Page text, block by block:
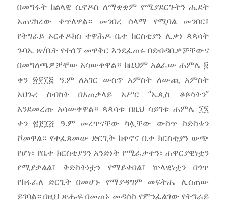
በመግፋት ክልላዊ ሲኖዶስ ለማቋቋም የሚያደርጉትን ሒደት
አጠናክረው ቀጥለዋል። መንበረ ሰላማ የሚባል መንበር፣
የትግራይ ኦርቶዶክስ ተዋሕዶ ቤተ ክርስቲያን ሊቃነ ጳጳሳት
ጉባኤ ጽ/ቤት የተሰኘ መዋቅር እንደፈጠሩ በደብዳቤዎቻቸውና
በመግለጫዎቻቸው አሳውቀዋል። ከዚህም አልፈው ሐምሌ ፱
ቀን ፳፻፲፭ ዓ.ም ለአገር ውስጥ አምስት ለውጪ አምስት
አህጉረ ስብከት በአጠቃላይ አሥር “ኤጲስ ቆጶሳትን”
እንደመረጡ አሳውቀዋል። ጳጳሳቱ በዚህ ሳይገቱ ሐምሌ ፲፮
ቀን ፳፻፲፭ ዓ.ም መረጥናቸው ካሏቸው ውስጥ ስድስቱን
ሾመዋል። የተፈጸመው ድርጊት ከቀኖና ቤተ ክርስቲያን ውጭ
የሆነ፣ የቤተ ክርስቲያንን አንድነት የሚፈታተን፣ ሐዋርያዊነቷን
የሚያቃልል፣ ቅድስትነቷን የማይቀበል፣ ኵላዊነቷን በጎጥ
የከፋፈለ ድርጊት በመሆኑ የማያዳግም መፍትሔ ሊሰጠው
ይገባል። በዚህ ጽሑፍ በመጠኑ መዳሰስ የምንፈልገው የትግራይ